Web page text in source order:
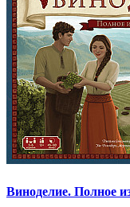
Виноделие. Полное